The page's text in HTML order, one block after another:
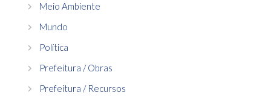
Meio Ambiente
Mundo
Política
Prefeitura / Obras
Prefeitura / Recursos